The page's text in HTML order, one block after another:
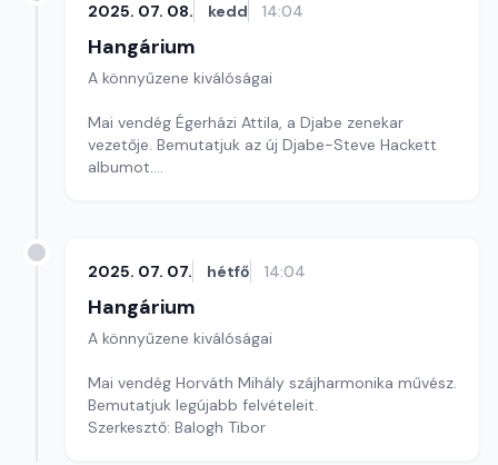
2025. 07. 08. kedd 14:04
Hangárium
A könnyűzene kiválóságai
Mai vendég Égerházi Attila, a Djabe zenekar
vezetője. Bemutatjuk az új Djabe-Steve Hackett
albumot.
2025. 07. 07. hétfő 14:04
Hangárium
A könnyűzene kiválóságai
Mai vendég Horváth Mihály szájharmonika művész.
Bemutatjuk legújabb felvételeit.
Szerkesztő: Balogh Tibor